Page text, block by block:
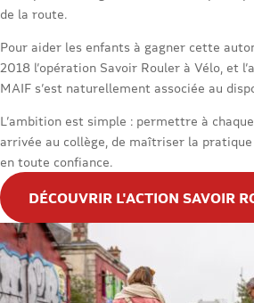
de la route.
Pour aider les enfants à gagner cette
2018 l’opération Savoir Rouler à Vélo, et
MAIF s’est naturellement associée au
L’ambition est simple : permettre à
arrivée au collège, de maîtriser la
en toute confiance.
DÉCOUVRIR L'ACTION SAVOIR